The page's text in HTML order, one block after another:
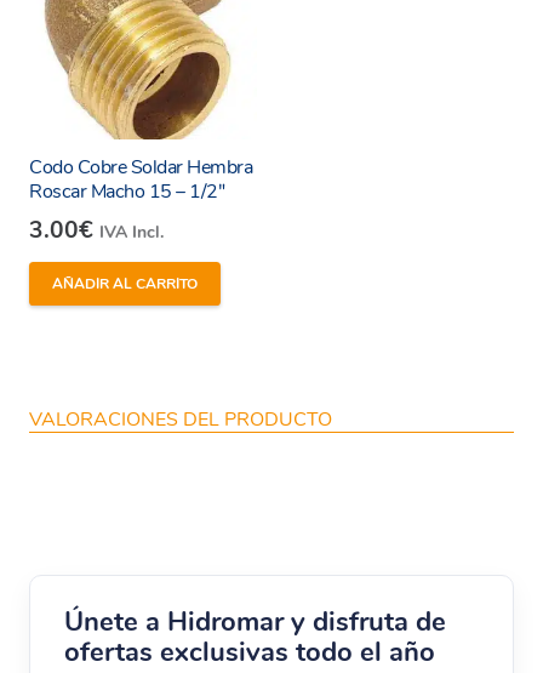
Codo Cobre Soldar Hembra
Roscar Macho 15 – 1/2″
3.00€ IVA Incl.
AÑADIR AL CARRITO
VALORACIONES DEL PRODUCTO
Únete a Hidromar y disfruta de
ofertas exclusivas todo el año